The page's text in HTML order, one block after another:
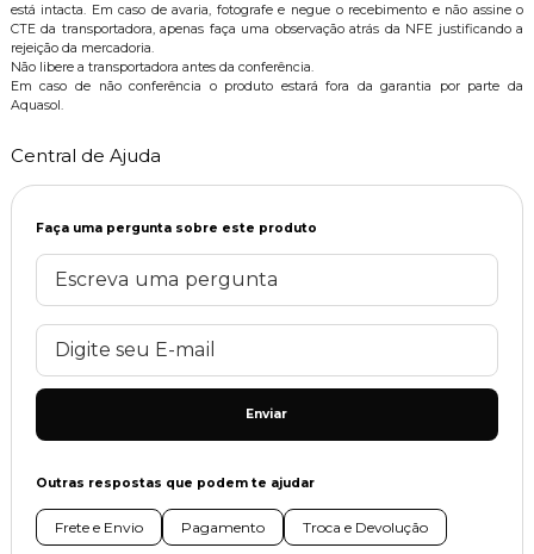
está intacta. Em caso de avaria, fotografe e negue o recebimento e não assine o
CTE da transportadora, apenas faça uma observação atrás da NFE justificando a
rejeição da mercadoria.
Não libere a transportadora antes da conferência.
Em caso de não conferência o produto estará fora da garantia por parte da
Aquasol.
Central de Ajuda
Faça uma pergunta sobre este produto
Enviar
Outras respostas que podem te ajudar
Frete e Envio Pagamento Troca e Devolução